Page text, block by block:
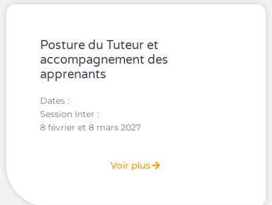
Posture du Tuteur et
accompagnement des
apprenants
Dates :
Session Inter :
8 février et 8 mars 2027
Voir plus